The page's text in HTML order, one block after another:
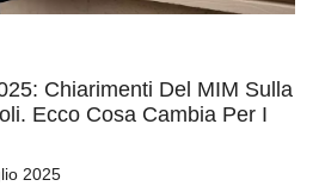
Chiarimenti Del MIM Sulla
Ecco Cosa Cambia Per I
2025